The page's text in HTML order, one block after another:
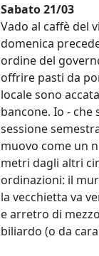
Sabato 21/03
Vado al caffè del
domenica
ordine del
offrire pasti da
locale sono
bancone. Io -
sessione
muovo come un
metri dagli altri
ordinazioni: il
la vecchietta va
e arretro di
biliardo (o da